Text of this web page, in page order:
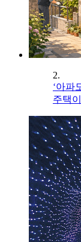
2.
‘아파
주택